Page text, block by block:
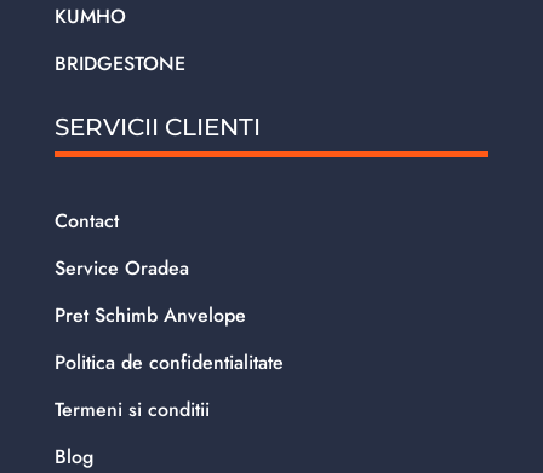
KUMHO
BRIDGESTONE
SERVICII CLIENTI
Contact
Service Oradea
Pret Schimb Anvelope
Politica de confidentialitate
Termeni si conditii
Blog